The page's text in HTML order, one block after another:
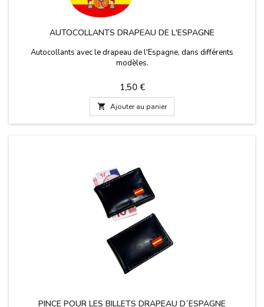
AUTOCOLLANTS DRAPEAU DE L'ESPAGNE
Autocollants avec le drapeau de l'Espagne, dans différents
modèles.
Prix
1,50 €
 Ajouter au panier
PINCE POUR LES BILLETS DRAPEAU D´ESPAGNE